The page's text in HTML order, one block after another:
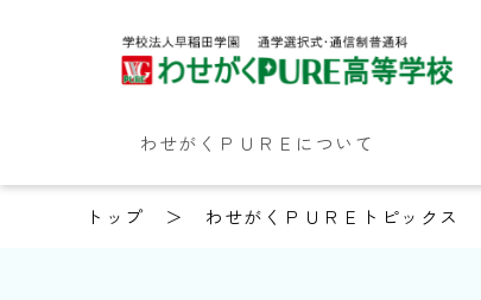
わせがくＰＵＲＥについて
トップ わせがくＰＵＲＥトピックス